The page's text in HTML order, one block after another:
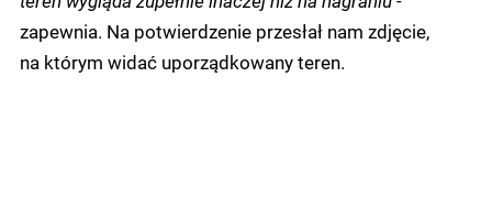
zapewnia. Na potwierdzenie przesłał nam zdjęcie,
na którym widać uporządkowany teren.